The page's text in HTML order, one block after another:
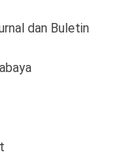
dan Buletin